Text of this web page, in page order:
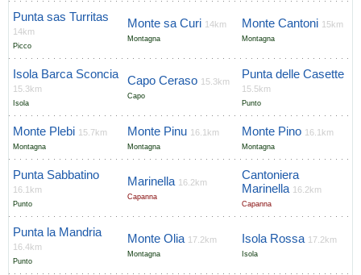
Punta sas Turritas
14km
Picco
Monte sa Curi 14km
Montagna
Monte Cantoni 15km
Montagna
Isola Barca Sconcia
15.3km
Isola
Capo Ceraso 15.3km
Capo
Punta delle Casette
15.5km
Punto
Monte Plebi 15.7km
Montagna
Monte Pinu 16.1km
Montagna
Monte Pino 16.1km
Montagna
Punta Sabbatino
16.1km
Punto
Marinella 16.2km
Capanna
Cantoniera
Marinella 16.2km
Capanna
Punta la Mandria
16.4km
Punto
Monte Olia 17.2km
Montagna
Isola Rossa 17.2km
Isola